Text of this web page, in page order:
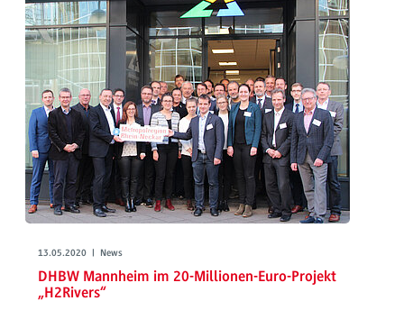
13.05.2020 | News
DHBW Mannheim im 20-Millionen-Euro-Projekt
„H2Rivers“